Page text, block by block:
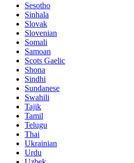
Sesotho
Sinhala
Slovak
Slovenian
Somali
Samoan
Scots Gaelic
Shona
Sindhi
Sundanese
Swahili
Tajik
Tamil
Telugu
Thai
Ukrainian
Urdu